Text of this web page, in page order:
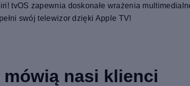
tvOS zapewnia doskonałe wrażenia
swój telewizor dzięki Apple TV!
mówią nasi klienci